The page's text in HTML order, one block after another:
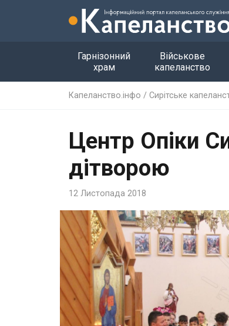
Гарнізонний
храм
Військове
капеланство
Капеланство.інфо / Сирітське
Центр Опіки
дітворою
12 Листопада 2018